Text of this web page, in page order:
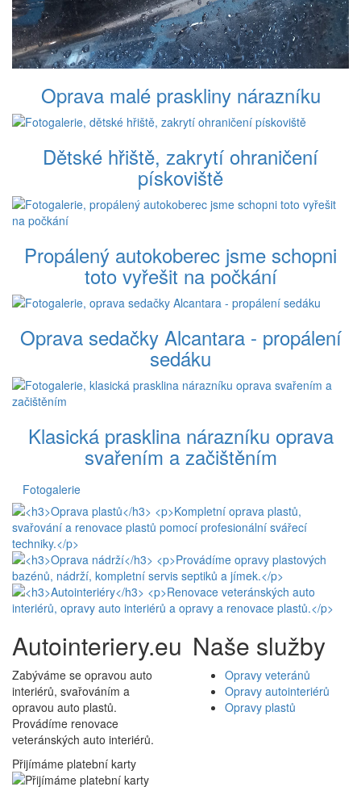
Oprava malé praskliny nárazníku
Dětské hřiště, zakrytí ohraničení
pískoviště
Propálený autokoberec jsme schopni
toto vyřešit na počkání
Oprava sedačky Alcantara - propálení
sedáku
Klasická prasklina nárazníku oprava
svařením a začištěním
Fotogalerie
Autointeriery.eu
Zabýváme se opravou auto
interiérů, svařováním a
opravou auto plastů.
Provádíme renovace
veteránských auto interiérů.
Přijímáme platební karty
Naše služby
Opravy veteránů
Opravy autointeriérů
Opravy plastů